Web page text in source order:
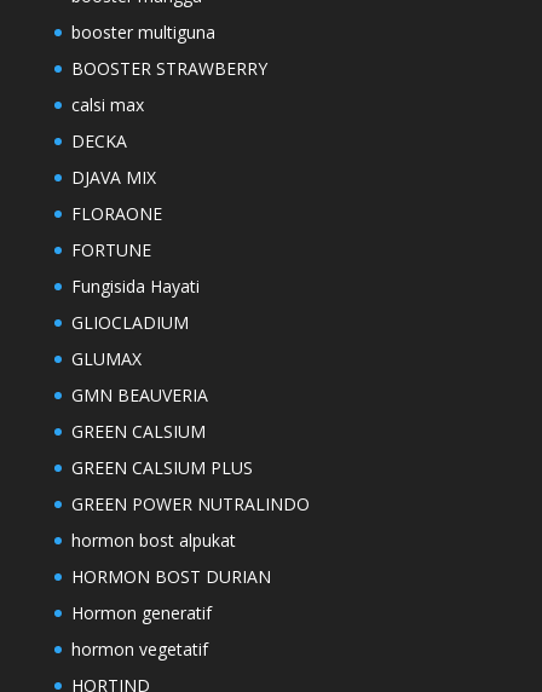
booster multiguna
BOOSTER STRAWBERRY
calsi max
DECKA
DJAVA MIX
FLORAONE
FORTUNE
Fungisida Hayati
GLIOCLADIUM
GLUMAX
GMN BEAUVERIA
GREEN CALSIUM
GREEN CALSIUM PLUS
GREEN POWER NUTRALINDO
hormon bost alpukat
HORMON BOST DURIAN
Hormon generatif
hormon vegetatif
HORTIND